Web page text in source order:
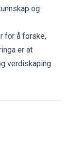
og
for å forske,
er at
verdiskaping